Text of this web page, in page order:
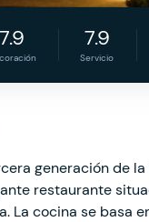
7.9 7.9
Servicio
generación de
restaurante
La cocina se basa